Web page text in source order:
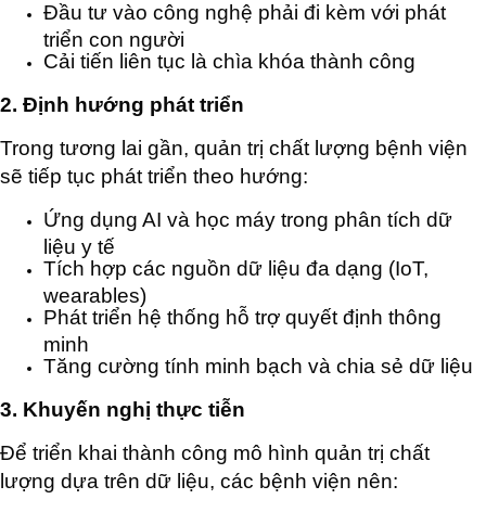
Đầu tư vào công nghệ phải đi kèm với phát
triển con người
Cải tiến liên tục là chìa khóa thành công
2. Định hướng phát triển
Trong tương lai gần, quản trị chất lượng bệnh viện
sẽ tiếp tục phát triển theo hướng:
Ứng dụng AI và học máy trong phân tích dữ
liệu y tế
Tích hợp các nguồn dữ liệu đa dạng (IoT,
wearables)
Phát triển hệ thống hỗ trợ quyết định thông
minh
Tăng cường tính minh bạch và chia sẻ dữ liệu
3. Khuyến nghị thực tiễn
Để triển khai thành công mô hình quản trị chất
lượng dựa trên dữ liệu, các bệnh viện nên: